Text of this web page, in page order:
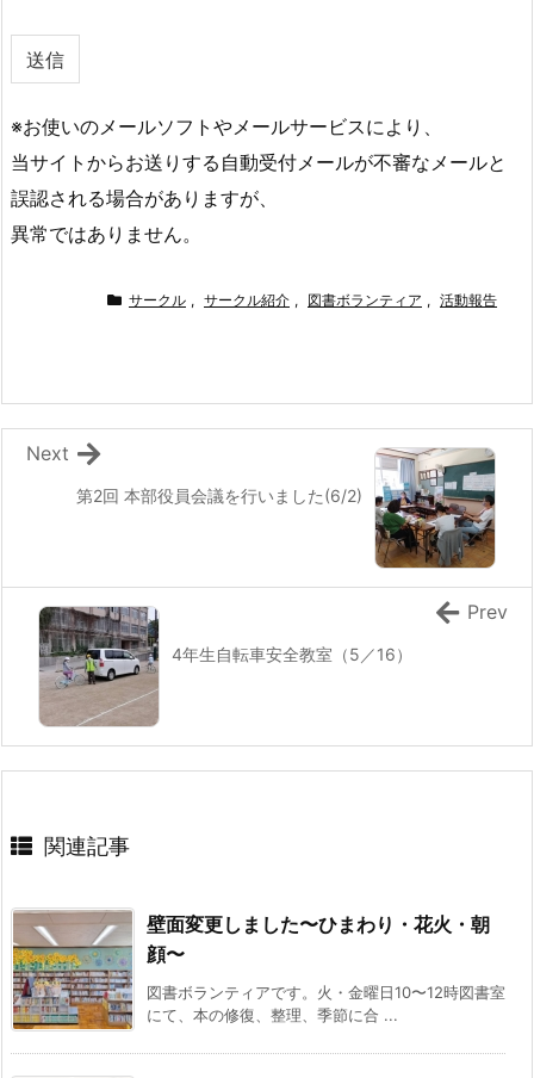
※お使いのメールソフトやメールサービスにより、
当サイトからお送りする自動受付メールが不審なメールと
誤認される場合がありますが、
異常ではありません。
サークル , サークル紹介 , 図書ボランティア , 活動報告
第2回 本部役員会議を行いました(6/2)
Next
4年生自転車安全教室（5／16）
Prev
関連記事
壁面変更しました〜ひまわり・花火・朝
顔〜
図書ボランティアです。火・金曜日10〜12時図書室
にて、本の修復、整理、季節に合 ...